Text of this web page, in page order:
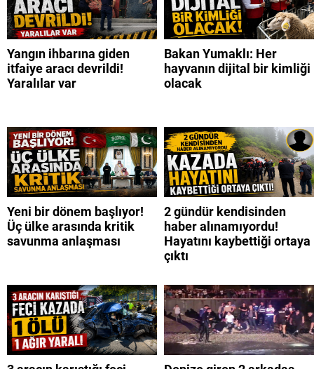
Yangın ihbarına giden
itfaiye aracı devrildi!
Yaralılar var
Bakan Yumaklı: Her
hayvanın dijital bir kimliği
olacak
Yeni bir dönem başlıyor!
Üç ülke arasında kritik
savunma anlaşması
2 gündür kendisinden
haber alınamıyordu!
Hayatını kaybettiği ortaya
çıktı